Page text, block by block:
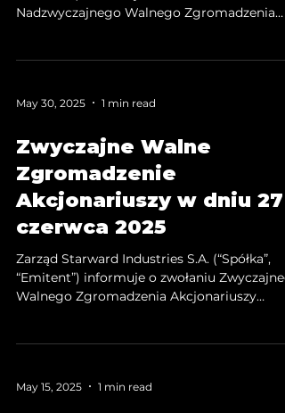
Nadzwyczajnego Walnego Zgromadzenia
Katarzyna Meysztowicz.
May 30, 2025 1 min read
Zwyczajne Walne
Zgromadzenie
Akcjonariuszy w dniu 27
czerwca 2025
Zarząd Starward Industries S.A. (“Spółka”,
“Emitent”) informuje o zwołaniu
Walnego Zgromadzenia Akcjonariuszy
Meysztowicz z możliwością uczestnictwa
May 15, 2025 1 min read